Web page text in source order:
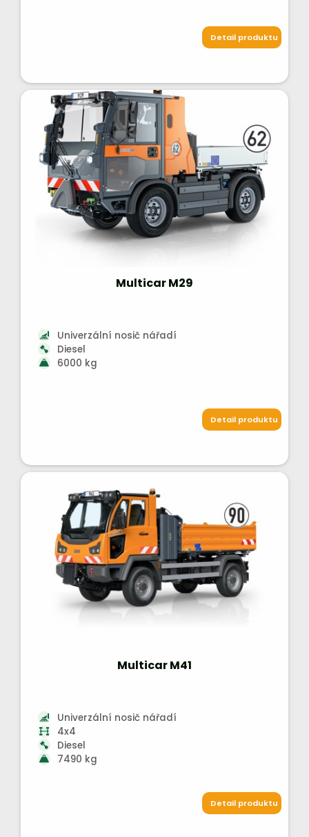
Detail produktu
Multicar M29
Univerzální nosič nářadí
Diesel
6000 kg
Detail produktu
Multicar M41
Univerzální nosič nářadí
4x4
Diesel
7490 kg
Detail produktu